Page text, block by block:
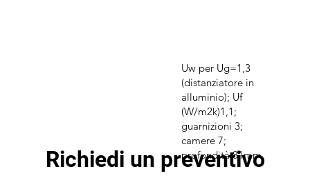
Richiedi un preventivo
Uw per Ug=1,3
(distanziatore in
alluminio); Uf
(W/m2k)1,1;
guarnizioni 3;
camere 7;
profondità 81mm